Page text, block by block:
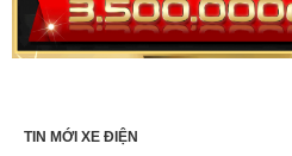
TIN MỚI XE ĐIỆN